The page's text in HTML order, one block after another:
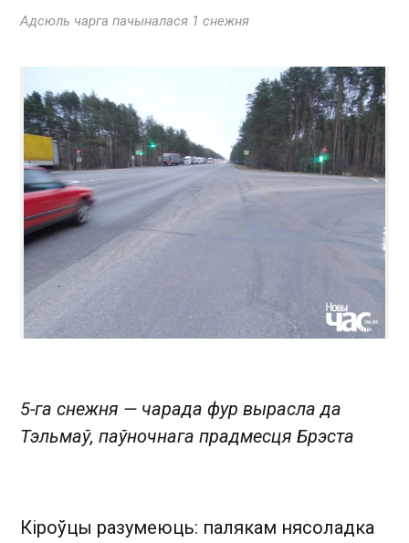
Адсюль чарга пачыналася 1 снежня
5-га снежня — чарада фур вырасла да
Тэльмаў, паўночнага прадмесця Брэста
Кіроўцы разумеюць: палякам нясоладка